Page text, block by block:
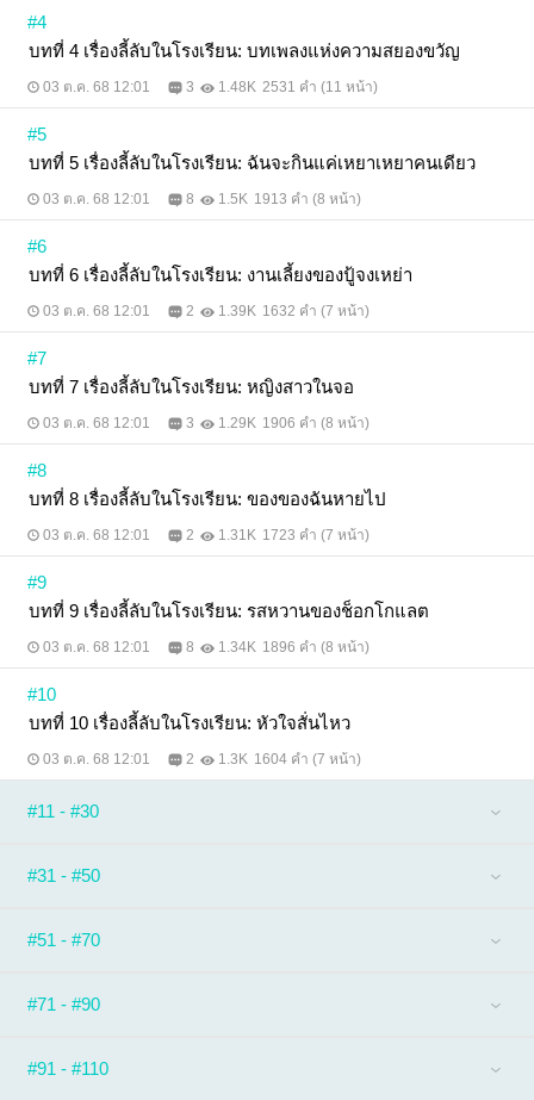
#4
บทที่ 4 เรื่องลี้ลับในโรงเรียน: บทเพลงแห่งความสยองขวัญ
03 ต.ค. 68 12:01 3 1.48K 2531 คำ (11 หน้า)
#5
บทที่ 5 เรื่องลี้ลับในโรงเรียน: ฉันจะกินแค่เหยาเหยาคนเดียว
03 ต.ค. 68 12:01 8 1.5K 1913 คำ (8 หน้า)
#6
บทที่ 6 เรื่องลี้ลับในโรงเรียน: งานเลี้ยงของปู้จงเหย่า
03 ต.ค. 68 12:01 2 1.39K 1632 คำ (7 หน้า)
#7
บทที่ 7 เรื่องลี้ลับในโรงเรียน: หญิงสาวในจอ
03 ต.ค. 68 12:01 3 1.29K 1906 คำ (8 หน้า)
#8
บทที่ 8 เรื่องลี้ลับในโรงเรียน: ของของฉันหายไป
03 ต.ค. 68 12:01 2 1.31K 1723 คำ (7 หน้า)
#9
บทที่ 9 เรื่องลี้ลับในโรงเรียน: รสหวานของช็อกโกแลต
03 ต.ค. 68 12:01 8 1.34K 1896 คำ (8 หน้า)
#10
บทที่ 10 เรื่องลี้ลับในโรงเรียน: หัวใจสั่นไหว
03 ต.ค. 68 12:01 2 1.3K 1604 คำ (7 หน้า)
#11 - #30
#31 - #50
#51 - #70
#71 - #90
#91 - #110